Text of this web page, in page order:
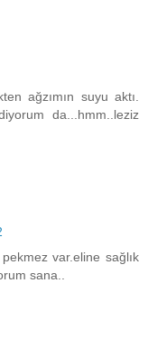
ağzımın suyu aktı.
da...hmm..leziz
var.eline sağlık
sana..